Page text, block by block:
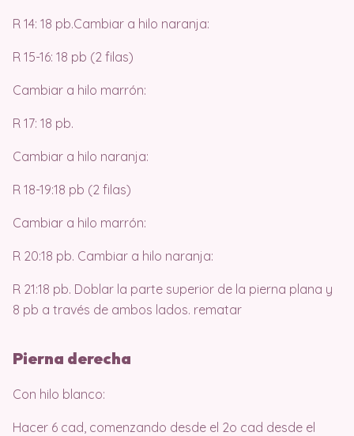
R 14: 18 pb.Cambiar a hilo naranja:
R 15-16: 18 pb (2 filas)
Cambiar a hilo marrón:
R 17: 18 pb.
Cambiar a hilo naranja:
R 18-19:18 pb (2 filas)
Cambiar a hilo marrón:
R 20:18 pb. Cambiar a hilo naranja:
R 21:18 pb. Doblar la parte superior de la pierna plana y
8 pb a través de ambos lados. rematar
Pierna derecha
Con hilo blanco:
Hacer 6 cad, comenzando desde el 2o cad desde el